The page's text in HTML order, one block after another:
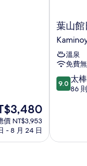
價 NT$3,953
- 8 月 24 日
葉
山
館
日
式
旅
館
葉山館
溫泉
免費
9.0
分，
太
9.0 太
86